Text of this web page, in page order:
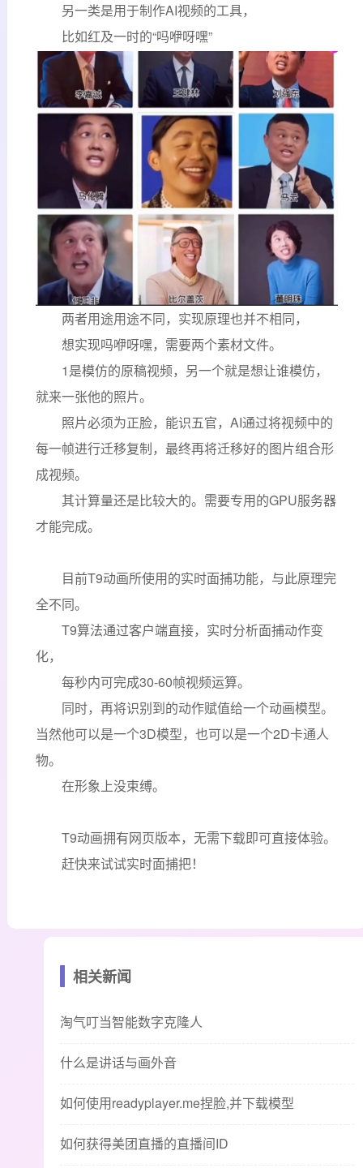
另一类是用于制作AI视频的工具，
比如红及一时的“吗咿呀嘿”
两者用途用途不同，实现原理也并不相同，
想实现吗咿呀嘿，需要两个素材文件。
1是模仿的原稿视频，另一个就是想让谁模仿，
就来一张他的照片。
照片必须为正脸，能识五官，AI通过将视频中的
每一帧进行迁移复制，最终再将迁移好的图片组合形
成视频。
其计算量还是比较大的。需要专用的GPU服务器
才能完成。
目前T9动画所使用的实时面捕功能，与此原理完
全不同。
T9算法通过客户端直接，实时分析面捕动作变
化，
每秒内可完成30-60帧视频运算。
同时，再将识别到的动作赋值给一个动画模型。
当然他可以是一个3D模型，也可以是一个2D卡通人
物。
在形象上没束缚。
T9动画拥有网页版本，无需下载即可直接体验。
赶快来试试实时面捕把！
相关新闻
淘气叮当智能数字克隆人
什么是讲话与画外音
如何使用readyplayer.me捏脸,并下载模型
如何获得美团直播的直播间ID